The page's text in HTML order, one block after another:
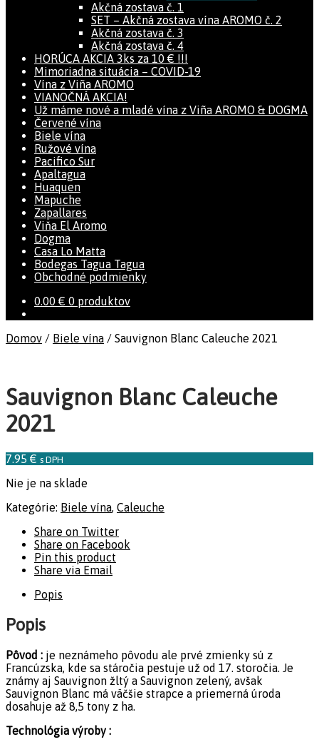
Akčná zostava č. 1
SET – Akčná zostava vína AROMO č. 2
Akčná zostava č. 3
Akčná zostava č. 4
HORÚCA AKCIA 3ks za 10 € !!!
Mimoriadna situácia – COVID-19
Vína z Viña AROMO
VIANOČNÁ AKCIA!
Už máme nové a mladé vína z Viña AROMO & DOGMA
Červené vína
Biele vína
Ružové vína
Pacifico Sur
Apaltagua
Huaquen
Mapuche
Zapallares
Viňa El Aromo
Dogma
Casa Lo Matta
Bodegas Tagua Tagua
Obchodné podmienky
0.00 € 0 produktov
Domov / Biele vína / Sauvignon Blanc Caleuche 2021
Sauvignon Blanc Caleuche
2021
7.95 € s DPH
Nie je na sklade
Kategórie: Biele vína, Caleuche
Share on Twitter
Share on Facebook
Pin this product
Share via Email
Popis
Popis
Pôvod : je neznámeho pôvodu ale prvé zmienky sú z
Francúzska, kde sa stáročia pestuje už od 17. storočia. Je
známy aj Sauvignon žltý a Sauvignon zelený, avšak
Sauvignon Blanc má väčšie strapce a priemerná úroda
dosahuje až 8,5 tony z ha.
Technológia výroby :